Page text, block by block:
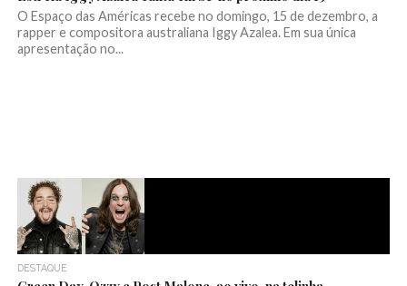
O Espaço das Américas recebe no domingo, 15 de dezembro, a
rapper e compositora australiana Iggy Azalea. Em sua única
apresentação no...
DESTAQUE